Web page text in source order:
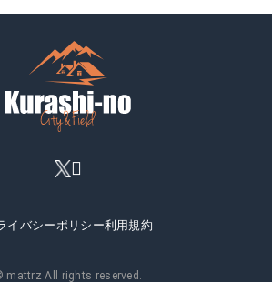
イバシーポリシー利用規約
mattrz All rights reserved.